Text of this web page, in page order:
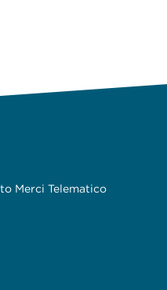
Merci Telematico